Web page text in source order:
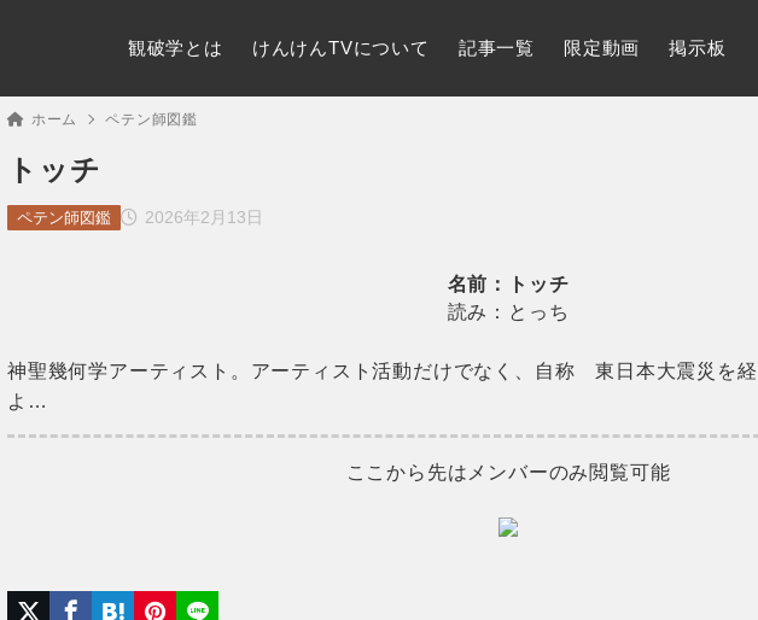
観破学とは けんけんTVについて 記事一覧 限定動画 掲示板
ホーム ペテン師図鑑
トッチ
2026年2月13日
ペテン師図鑑
名前：トッチ
読み：とっち
神聖幾何学アーティスト。アーティスト活動だけでなく、自称 東日本大震災を
よ…
ここから先はメンバーのみ閲覧可能